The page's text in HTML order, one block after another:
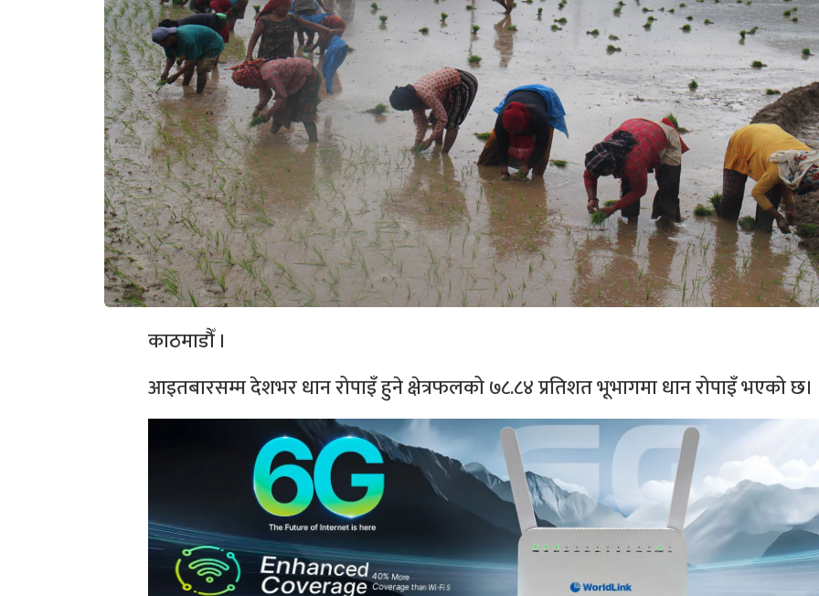
काठमाडौँ ।
आइतबारसम्म देशभर धान रोपाइँ हुने क्षेत्रफलको ७८.८४ प्रतिशत भूभागमा धान रोपाइँ भएको छ।